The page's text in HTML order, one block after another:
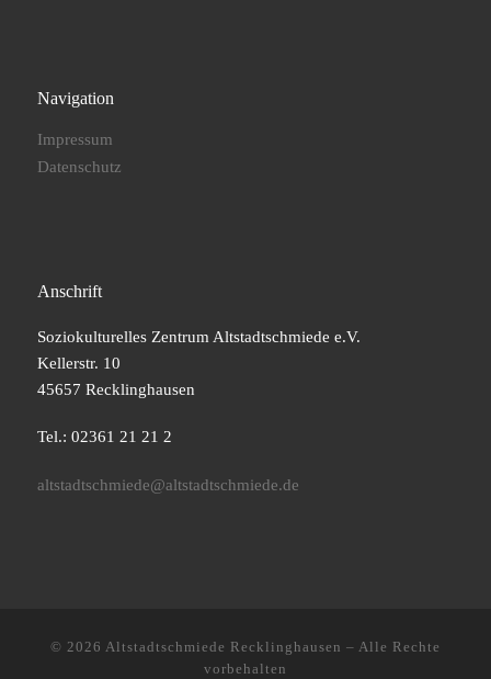
Navigation
Impressum
Datenschutz
Anschrift
Soziokulturelles Zentrum Altstadtschmiede e.V.
Kellerstr. 10
45657 Recklinghausen
Tel.: 02361 21 21 2
altstadtschmiede@altstadtschmiede.de
© 2026 Altstadtschmiede Recklinghausen – Alle Rechte
vorbehalten